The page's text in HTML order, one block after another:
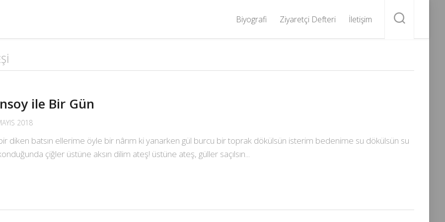
Biyografi Ziyaretçi Defteri İletişim
ile Bir Gün
2018
diken batsın ellerime öyle bir nârım ki yanarken gül burcu bir toprak dökülsün isterim bedenime su dökülsün su
çiğler üstüne aksın dilim ateş! üstüne ateş, güller saçılsın...